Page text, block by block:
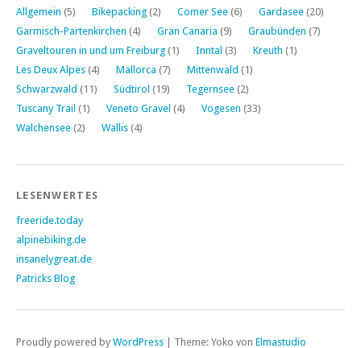
Allgemein (5) Bikepacking (2) Comer See (6) Gardasee (20)
Garmisch-Partenkirchen (4) Gran Canaria (9) Graubünden (7)
Graveltouren in und um Freiburg (1) Inntal (3) Kreuth (1)
Les Deux Alpes (4) Mallorca (7) Mittenwald (1)
Schwarzwald (11) Südtirol (19) Tegernsee (2)
Tuscany Trail (1) Veneto Gravel (4) Vogesen (33)
Walchensee (2) Wallis (4)
LESENWERTES
freeride.today
alpinebiking.de
insanelygreat.de
Patricks Blog
Proudly powered by WordPress Theme: Yoko von Elmastudio